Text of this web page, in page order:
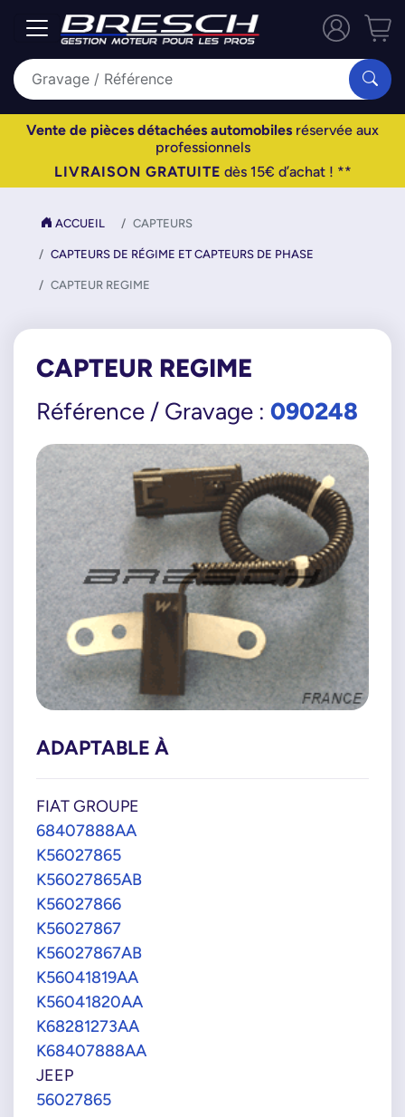
Vente de pièces détachées automobiles réservée aux
professionnels
LIVRAISON GRATUITE dès 15€ d’achat ! **
ACCUEIL CAPTEURS
CAPTEURS DE RÉGIME ET CAPTEURS DE PHASE
CAPTEUR REGIME
CAPTEUR REGIME
Référence / Gravage : 090248
ADAPTABLE À
FIAT GROUPE
68407888AA
K56027865
K56027865AB
K56027866
K56027867
K56027867AB
K56041819AA
K56041820AA
K68281273AA
K68407888AA
JEEP
56027865